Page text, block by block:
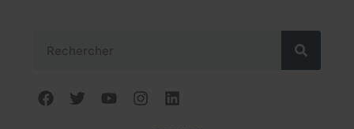
F
a
T
w
Y
o
I
n
L
i